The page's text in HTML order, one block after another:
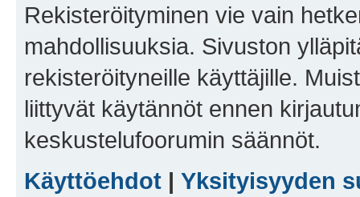
Rekisteröityminen vie vain
mahdollisuuksia. Sivuston
rekisteröityneille käyttäjille.
liittyvät käytännöt ennen
keskustelufoorumin säännöt.
Käyttöehdot | Yksityisyyden